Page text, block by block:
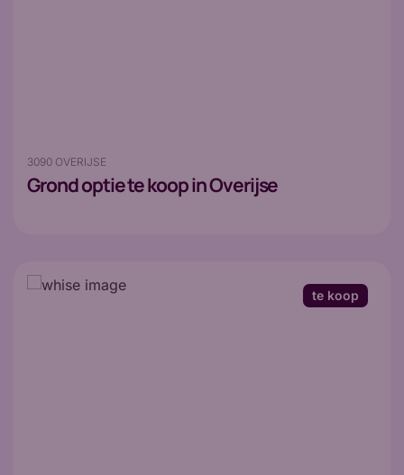
3090 OVERIJSE
Grondoptie te koop in Overijse
te koop